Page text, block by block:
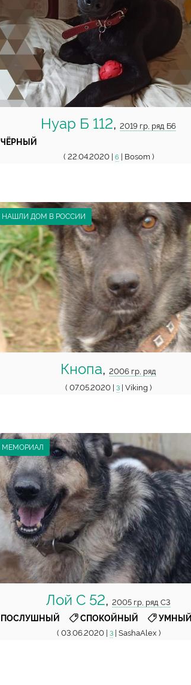
Нуар Б 112,2019 г.р, ряд Б6
ЧЁРНЫЙ
( 22.04.2020 | 6| Bosom )
НАШЛИ ДОМ В РОССИИ
Кнопа,2006 г.р, ряд
( 07.05.2020 |3 | Viking )
МЕМОРИАЛ
Лой С 52,2005 г.р, ряд С3
ПОСЛУШНЫЙ
СПОКОЙНЫЙ
УМНЫЙ
( 03.06.2020 | 3| SashaAlex )